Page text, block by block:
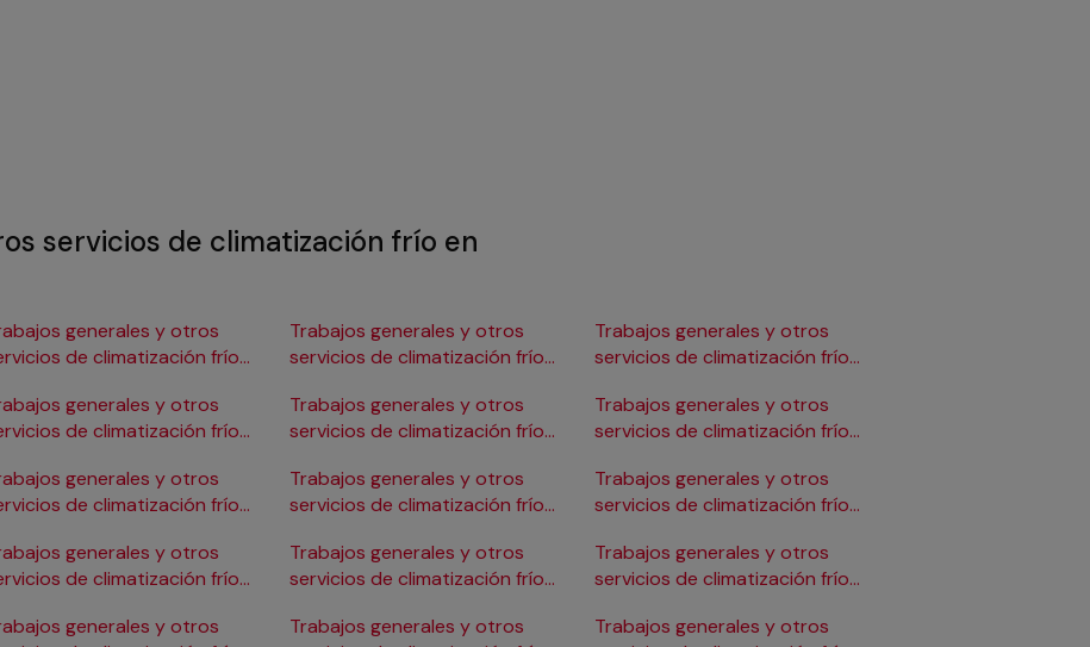
servicios de climatización frío en
generales y otros
de climatización frío
generales y otros
de climatización frío
generales y otros
de climatización frío
generales y otros
de climatización frío
generales y otros
Trabajos generales y otros
servicios de climatización frío
Trabajos generales y otros
servicios de climatización frío
Trabajos generales y otros
servicios de climatización frío
Trabajos generales y otros
servicios de climatización frío
Trabajos generales y otros
Trabajos generales y otros
servicios de climatización frío
Trabajos generales y otros
servicios de climatización frío
Trabajos generales y otros
servicios de climatización frío
Trabajos generales y otros
servicios de climatización frío
Trabajos generales y otros